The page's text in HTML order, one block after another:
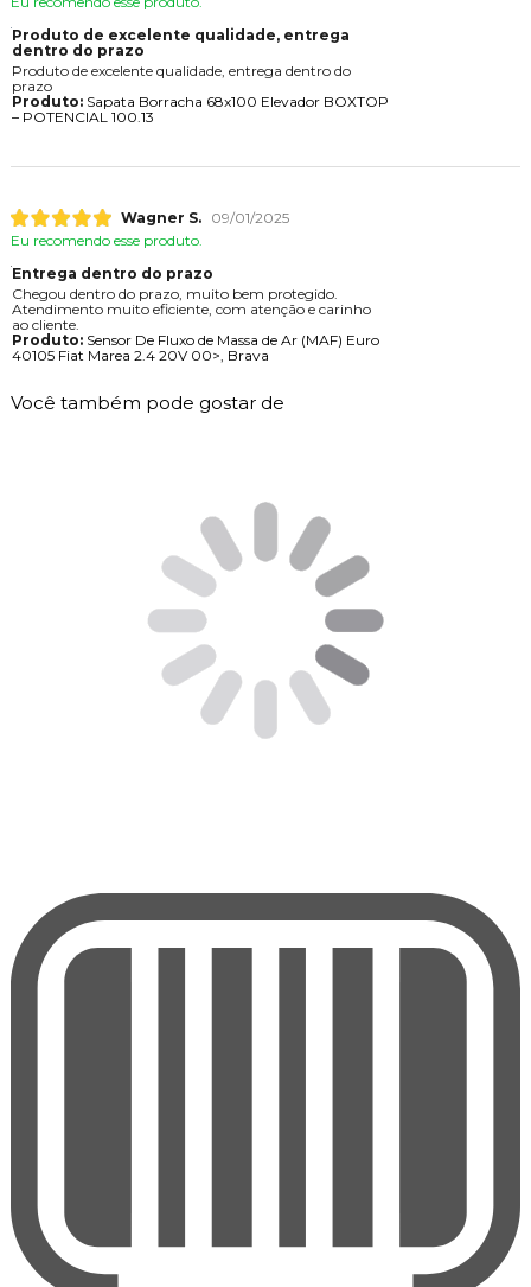
Produto de excelente qualidade, entrega
dentro do prazo
Produto de excelente qualidade, entrega dentro do
prazo
Produto:Sapata Borracha 68x100 Elevador BOXTOP
– POTENCIAL 100.13
Wagner S.
09/01/2025
Eu recomendo esse produto.
Entrega dentro do prazo
Chegou dentro do prazo, muito bem protegido.
Atendimento muito eficiente, com atenção e carinho
ao cliente.
Produto:Sensor De Fluxo de Massa de Ar (MAF) Euro
40105 Fiat Marea 2.4 20V 00>, Brava
Você também pode gostar de